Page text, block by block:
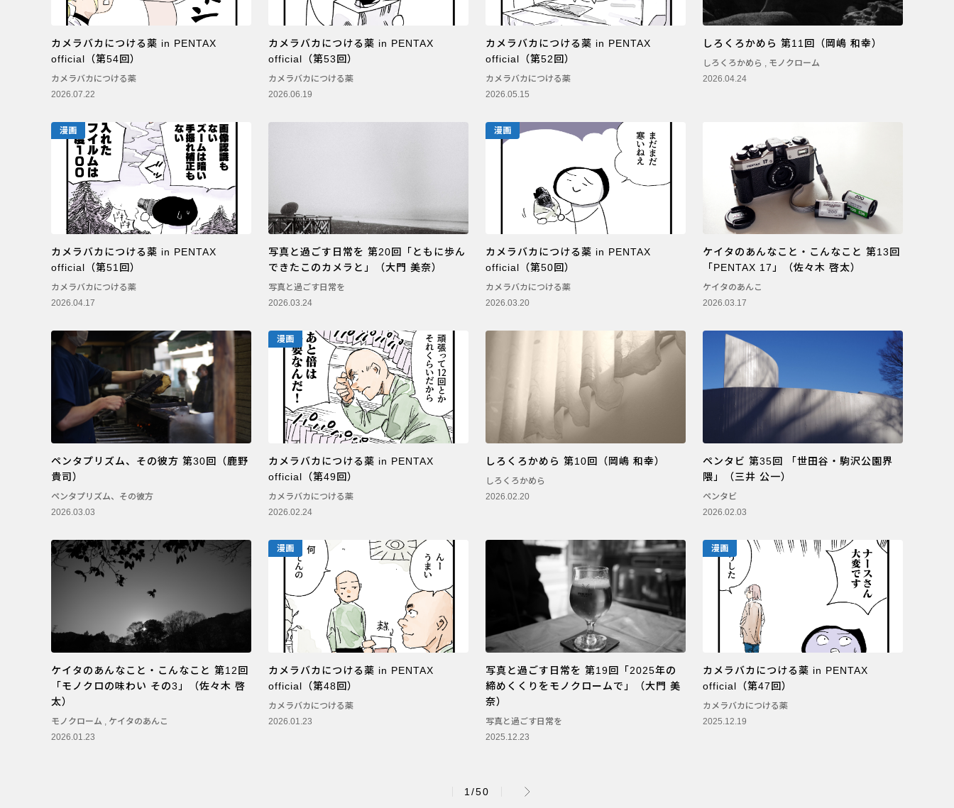
PENTAX K-3 Mark III Monochrome
PENTAX 17
PENTAX K-3 Mark III
PENTAX K-1 Mark II
PENTAX KP
PENTAX 645Z
カメラバカにつける薬 in PENTAX
official（第54回）
カメラバカにつける薬
2026.07.22
カメラバカにつける薬 in PENTAX
official（第53回）
カメラバカにつける薬
2026.06.19
カメラバカにつける薬 in PENTAX
official（第52回）
カメラバカにつける薬
2026.05.15
しろくろかめら 第11回（岡嶋 和幸）
しろくろかめら
モノクローム
2026.04.24
漫画
カメラバカにつける薬 in PENTAX
official（第51回）
カメラバカにつける薬
2026.04.17
写真と過ごす日常を 第20回「ともに歩ん
できたこのカメラと」（大門 美奈）
写真と過ごす日常を
2026.03.24
漫画
カメラバカにつける薬 in PENTAX
official（第50回）
カメラバカにつける薬
2026.03.20
ケイタのあんなこと・こんなこと 第13回
「PENTAX 17」（佐々木 啓太）
ケイタのあんこ
2026.03.17
ペンタプリズム、その彼方 第30回（鹿野
貴司）
ペンタプリズム、その彼方
2026.03.03
漫画
カメラバカにつける薬 in PENTAX
official（第49回）
カメラバカにつける薬
2026.02.24
しろくろかめら 第10回（岡嶋 和幸）
しろくろかめら
2026.02.20
ペンタビ 第35回 「世田谷・駒沢公園界
隈」（三井 公一）
ペンタビ
2026.02.03
ケイタのあんなこと・こんなこと 第12回
「モノクロの味わい その3」（佐々木 啓
太）
モノクローム
ケイタのあんこ
2026.01.23
漫画
カメラバカにつける薬 in PENTAX
official（第48回）
カメラバカにつける薬
2026.01.23
写真と過ごす日常を 第19回「2025年の
締めくくりをモノクロームで」（大門 美
奈）
写真と過ごす日常を
2025.12.23
漫画
カメラバカにつける薬 in PENTAX
official（第47回）
カメラバカにつける薬
2025.12.19
1/50